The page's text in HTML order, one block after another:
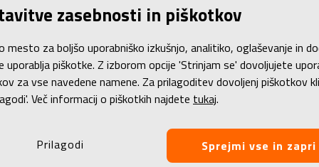
Prenosni računalniki Prenosnik, HP EliteBook 6 G1a 14...
HP EliteBook 6 G1a 14...
BOX (!)
cm (14.0'') ekran, AMD Ryzen 5 PRO 230 (3.50 GHz do 4.90
AI Boost, HP garancija do 10/2028
zasebnosti in piškotkov
mesto za boljšo uporabniško izkušnjo, analitiko, oglaševanje in
uporablja piškotke. Z izborom opcije 'Strinjam se' dovoljujete
za vse navedene namene. Za prilagoditev dovoljenj piškotkov
Več informacij o piškotkih najdete tukaj.
Prilagodi Sprejmi vse in zapri